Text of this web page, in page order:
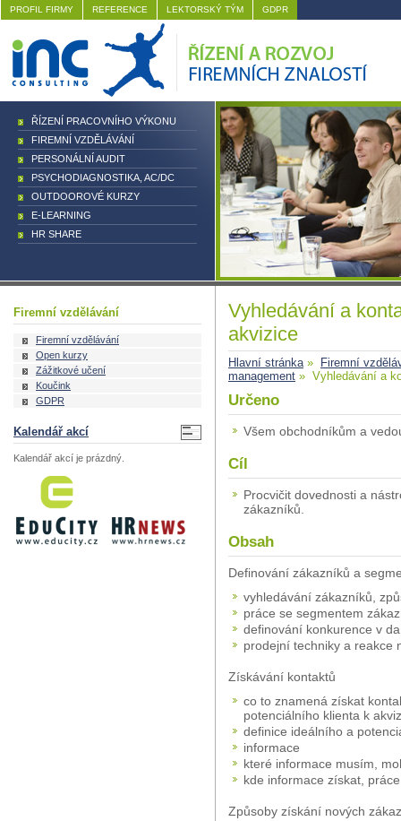
PROFIL FIRMY REFERENCE LEKTORSKÝ TÝM GDPR
ŘÍZENÍ PRACOVNÍHO VÝKONU
FIREMNÍ VZDĚLÁVÁNÍ
PERSONÁLNÍ AUDIT
PSYCHODIAGNOSTIKA, AC/DC
OUTDOOROVÉ KURZY
E-LEARNING
HR SHARE
Firemní vzdělávání
Firemní vzdělávání
Open kurzy
Zážitkové učení
Koučink
GDPR
Kalendář akcí
Kalendář akcí je prázdný.
Vyhledávání a
akvizice
Hlavní stránka»
Firemní
management » Vyhledávání a
Určeno
Všem obchodníkům a
Cíl
Procvičit dovednosti a
zákazníků.
Obsah
Definování zákazníků a
vyhledávání zákazníků,
práce se segmentem
definování konkurence v
prodejní techniky a reakce
Získávání kontaktů
co to znamená získat
potenciálního klienta k
definice ideálního a
informace
které informace musím,
kde informace získat,
Způsoby získání nových